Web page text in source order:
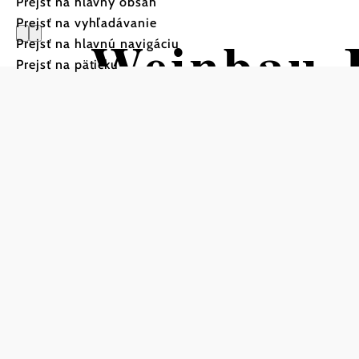
Prejsť na vyhľadávanie
Prejsť na hlavnú navigáciu
Prejsť na pätičkuWeinbau